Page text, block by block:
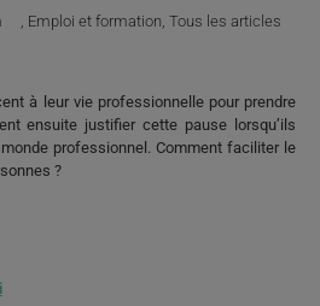
Emploi et formation Tous les articles
à leur vie professionnelle pour prendre
ensuite justifier cette pause lorsqu’ils
professionnel. Comment faciliter le
?